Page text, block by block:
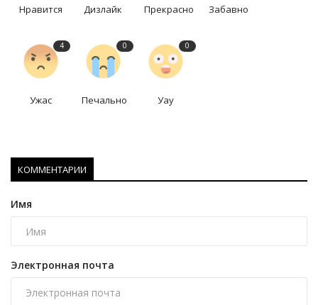
Нравится Дизлайк Прекрасно Забавно
4
Ужас
0
Печально
0
Уау
КОММЕНТАРИИ
Имя
Электронная почта